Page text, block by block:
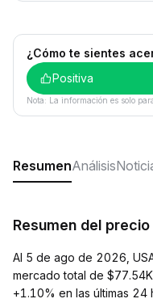
¿Cómo te sientes
Positiva
Nota: La información es solo
ResumenAnálisis
Resumen del
Al 5 de ago de 2026,
mercado total de
+1.10% en las últimas 24